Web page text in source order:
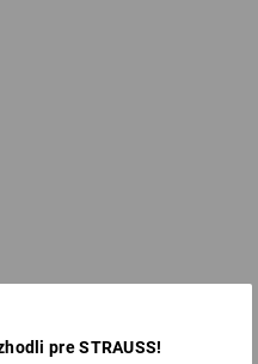
pre STRAUSS!